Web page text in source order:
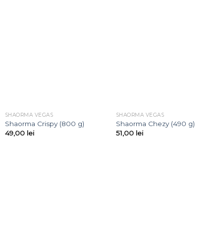
SHAORMA VEGAS
Shaorma Crispy (800 g)
49,00 lei
SHAORMA VEGAS
⁠Shaorma Chezy (490 g)
51,00 lei